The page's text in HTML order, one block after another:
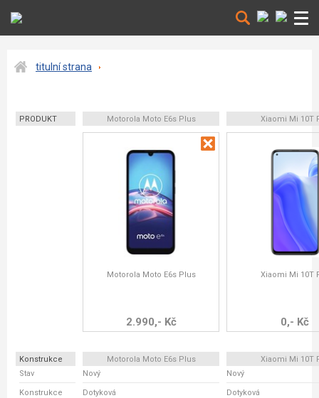
titulní strana
PRODUKT Motorola Moto E6s Plus Xiaomi Mi 10T
Motorola Moto E6s Plus
2.990,- Kč
Xiaomi Mi 10T
0,- Kč
Konstrukce Motorola Moto E6s Plus
Xiaomi Mi 10T
Stav
Nový Nový
Konstrukce Dotyková Dotyková